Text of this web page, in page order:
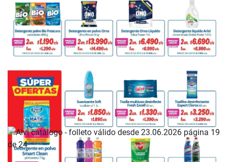
PUBLICIDAD